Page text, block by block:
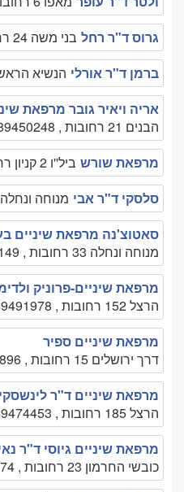
גרוס ד"ר רחל בני משה 24 רחובות , 089453165
ברמן ד"ר אורלי הנשיא הראשון 41 רחובות ,
אריה ויאיר גובר מרפאת
הבנים 21 רחובות , 089450248
מרפאת שורש ביל''ו 2 קניון רחובות רחובות , 1700703031
סלסקי ד"ר אבי מנוחה ונחלה 18 רחובות , 089452097
סאטוצ'נה מרפאת שיניים
מנוחה ונחלה 33 רחובות , 089461149
מרפאת שיניים-פרוניק
הרצל 152 רחובות , 089491978
מרפאת שיניים ספיר
דרך ירושלים 15 רחובות , 089453896.
מרפאת שיניים ד"ר לינשסקי
הרצל 185 רחובות , 089474453
מרפאת שיניים גיוסי ד"ר
כובשי החרמון 23 רחובות , 089454774